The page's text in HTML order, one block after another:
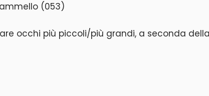
(053)
occhi più piccoli/più grandi, a seconda